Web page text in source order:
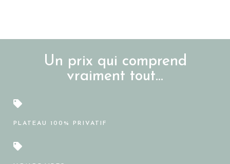
Un prix qui comprend
vraiment tout...
PLATEAU 100% PRIVATIF